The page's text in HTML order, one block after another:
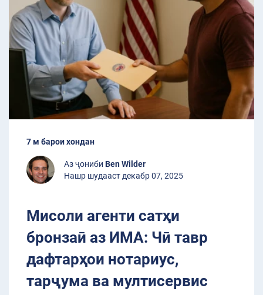
7 м барои хондан
Аз ҷониби Ben Wilder
Нашр шудааст декабр 07, 2025
Мисоли агенти сатҳи
бронзаӣ аз ИМА: Чӣ тавр
дафтарҳои нотариус,
тарҷума ва мултисервис